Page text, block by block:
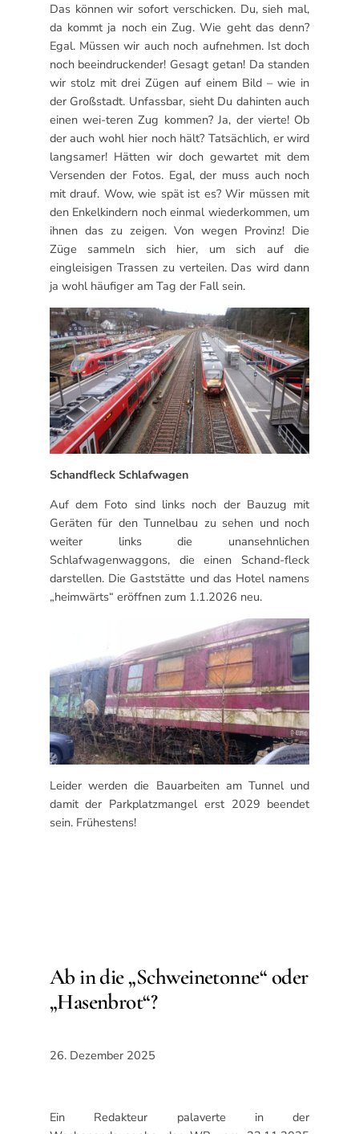
Das können wir sofort verschicken. Du, sieh mal,
da kommt ja noch ein Zug. Wie geht das denn?
Egal. Müssen wir auch noch aufnehmen. Ist doch
noch beeindruckender! Gesagt getan! Da standen
wir stolz mit drei Zügen auf einem Bild – wie in
der Großstadt. Unfassbar, sieht Du dahinten auch
einen wei-teren Zug kommen? Ja, der vierte! Ob
der auch wohl hier noch hält? Tatsächlich, er wird
langsamer! Hätten wir doch gewartet mit dem
Versenden der Fotos. Egal, der muss auch noch
mit drauf. Wow, wie spät ist es? Wir müssen mit
den Enkelkindern noch einmal wiederkommen, um
ihnen das zu zeigen. Von wegen Provinz! Die
Züge sammeln sich hier, um sich auf die
eingleisigen Trassen zu verteilen. Das wird dann
ja wohl häufiger am Tag der Fall sein.
Schandfleck Schlafwagen
Auf dem Foto sind links noch der Bauzug mit
Geräten für den Tunnelbau zu sehen und noch
weiter links die unansehnlichen
Schlafwagenwaggons, die einen Schand-fleck
darstellen. Die Gaststätte und das Hotel namens
„heimwärts“ eröffnen zum 1.1.2026 neu.
Leider werden die Bauarbeiten am Tunnel und
damit der Parkplatzmangel erst 2029 beendet
sein. Frühestens!
Ab in die „Schweinetonne“ oder
„Hasenbrot“?
26. Dezember 2025
Ein Redakteur palaverte in der